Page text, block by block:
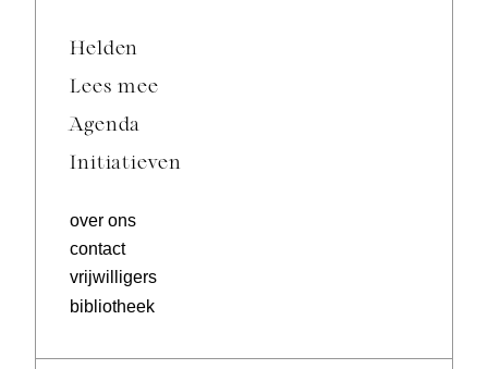
Helden
Lees mee
Agenda
Initiatieven
over ons
contact
vrijwilligers
bibliotheek